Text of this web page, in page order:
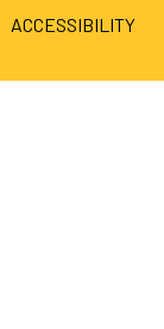
ACCESSIBILITY